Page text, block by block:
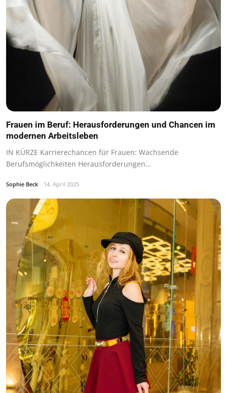
Frauen im Beruf: Herausforderungen und Chancen im
modernen Arbeitsleben
IN KÜRZE Karrierechancen für Frauen: Wachsende
Berufsmöglichkeiten Herausforderungen…
Sophie Beck 14. April 2025